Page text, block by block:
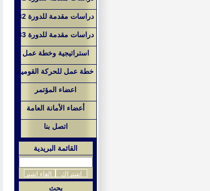
دراسات مقدمة للدورة 32
دراسات مقدمة للدورة 33
استراتيجية وخطة عمل
خطة عمل للحركة القومية
اعضاء المؤتمر
أعضاء الأمانة العامة
اتصل بنا
القائمة البريدية
بحث